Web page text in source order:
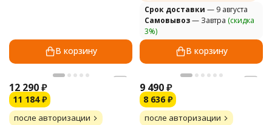
В корзину
Cрок доставки — 9 августа
Самовывоз— Завтра (скидка
3%)
В корзину
12 290₽
11 184 ₽
после авторизации
9 490₽
8 636 ₽
после авторизации